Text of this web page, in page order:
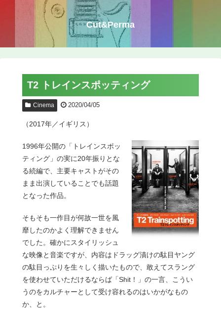
Cut&Perma
T2 トレインスポッティング
Cinema 2020/04/05
（2017年／イギリス）
1996年公開の「トレインスポッ
ティング」の実に20年振りとな
る続編で、主要キャストがその
まま出演していることでも話題
となった作品。
そもそも一作目が何故一世を風
靡したのかよく理解できません
でした。確かにスタイリッシュ
な映像と音楽ですが、内容はドラッグ漬けの駄目ヤング
の駄目っぷりを生々しく描いたもので、敢えてスラング
を使わせていただけるならば「Shit！」の一言、こうい
うのをカルチャーとして受け容れるのはいかがなもの
か、と。